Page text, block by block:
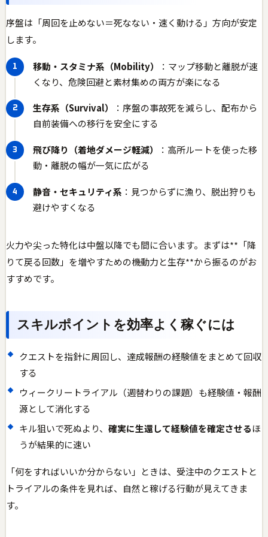
序盤は「周回を止めない＝死なない・速く動ける」方向が安定
します。
移動・スタミナ系（Mobility）
：マップ移動と離脱が速
くなり、危険回避と素材集めの両方が楽になる
生存系（Survival）
：序盤の事故死を減らし、配布から
自前装備への移行を安全にする
飛び降り（着地ダメージ軽減）
：高所ルートを使った移
動・離脱の幅が一気に広がる
静音・セキュリティ系 ：見つからずに漁り、脱出狩りも
避けやすくなる
火力や尖った特化は中盤以降でも間に合います。まずは**「降
りて戻る回数」を増やすための機動力と生存**から振るのがお
すすめです。
スキルポイントを効率よく稼ぐには
クエストを指針に周回し、達成報酬の経験値をまとめて回収
する
ウィークリートライアル（週替わりの課題）も経験値・報酬
源として消化する
キル狙いで死ぬより、 確実に生還して経験値を確定させるほ
うが結果的に速い
「何をすればいいか分からない」ときは、受注中のクエストと
トライアルの条件を見れば、自然と稼げる行動が見えてきま
す。